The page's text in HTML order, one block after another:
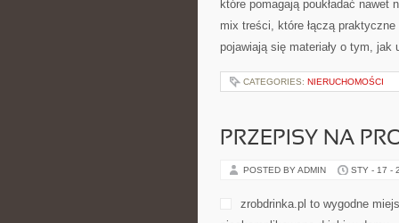
POSTED BY ADMIN STY - 20 -
trafiają zarówno do aktywnych